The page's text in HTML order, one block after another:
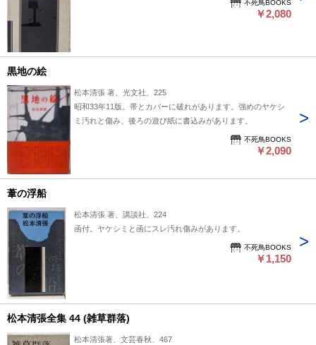
不死鳥BOOKS
￥2,080
黒地の絵
松本清張 著、光文社、225
昭和33年11版。帯とカバーに破れがあります。強めのヤケシ
ミ汚れと傷み、後ろの遊び紙に書込みがあります。
不死鳥BOOKS
￥2,090
葦の浮船
松本清張 著、講談社、224
函付。ヤケシミと函にスレ汚れ傷みがあります。
不死鳥BOOKS
￥1,150
松本清張全集 44 (雑草群落)
松本清張著、文芸春秋、467